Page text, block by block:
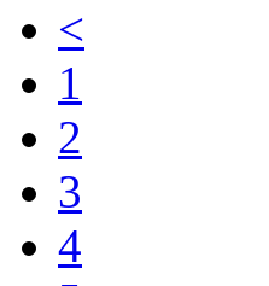
<
1
2
3
4